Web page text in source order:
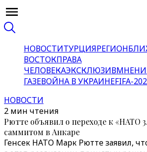
НОВОСТИТУРЦИЯРЕГИОН
ВОСТОКПРАВА
ЧЕЛОВЕКАЭКСКЛЮЗИВ
ГАЗЕВОЙНА В УКРАИНЕFIFA-
НОВОСТИ
2 мин чтения
Рютте объявил о переходе к «НАТО
саммитом в Анкаре
Генсек НАТО Марк Рютте заявил,